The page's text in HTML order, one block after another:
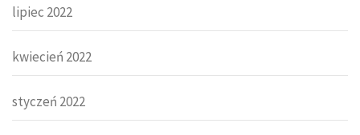
lipiec 2022
kwiecień 2022
styczeń 2022